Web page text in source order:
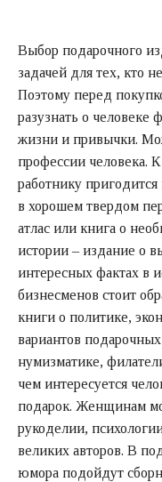
Выбор подарочного
задачей для тех, кто
Поэтому перед
разузнать о человеке
жизни и привычки.
профессии человека.
работнику
в хорошем твердом
атлас или книга о
истории – издание о
интересных фактах в
бизнесменов стоит
книги о политике,
вариантов
нумизматике,
чем интересуется
подарок. Женщинам
рукоделии,
великих авторов. В
юмора подойдут